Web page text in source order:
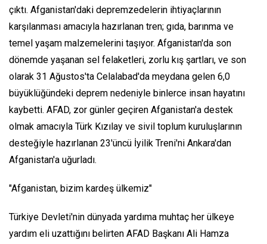
çıktı. Afganistan'daki depremzedelerin ihtiyaçlarının
karşılanması amacıyla hazırlanan tren; gıda, barınma ve
temel yaşam malzemelerini taşıyor. Afganistan'da son
dönemde yaşanan sel felaketleri, zorlu kış şartları, ve son
olarak 31 Ağustos'ta Celalabad'da meydana gelen 6,0
büyüklüğündeki deprem nedeniyle binlerce insan hayatını
kaybetti. AFAD, zor günler geçiren Afganistan'a destek
olmak amacıyla Türk Kızılay ve sivil toplum kuruluşlarının
desteğiyle hazırlanan 23'üncü İyilik Treni'ni Ankara'dan
Afganistan'a uğurladı.
"Afganistan, bizim kardeş ülkemiz"
Türkiye Devleti'nin dünyada yardıma muhtaç her ülkeye
yardım eli uzattığını belirten AFAD Başkanı Ali Hamza